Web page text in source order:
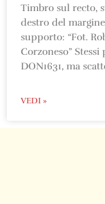
Timbro sul recto,
destro del
supporto: “Fot.
Corzoneso” Stessi
DON1631, ma
VEDI »